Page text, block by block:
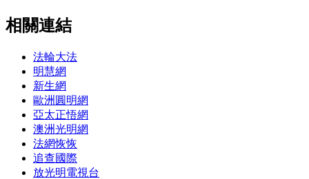
相關連結
法輪大法
明慧網
新生網
歐洲圓明網
亞太正悟網
澳洲光明網
法網恢恢
追查國際
放光明電視台